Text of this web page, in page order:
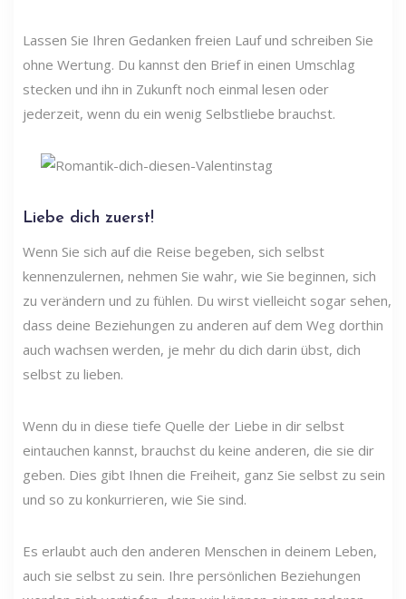
Lassen Sie Ihren Gedanken freien Lauf und schreiben Sie
ohne Wertung. Du kannst den Brief in einen Umschlag
stecken und ihn in Zukunft noch einmal lesen oder
jederzeit, wenn du ein wenig Selbstliebe brauchst.
Liebe dich zuerst!
Wenn Sie sich auf die Reise begeben, sich selbst
kennenzulernen, nehmen Sie wahr, wie Sie beginnen, sich
zu verändern und zu fühlen. Du wirst vielleicht sogar sehen,
dass deine Beziehungen zu anderen auf dem Weg dorthin
auch wachsen werden, je mehr du dich darin übst, dich
selbst zu lieben.
Wenn du in diese tiefe Quelle der Liebe in dir selbst
eintauchen kannst, brauchst du keine anderen, die sie dir
geben. Dies gibt Ihnen die Freiheit, ganz Sie selbst zu sein
und so zu konkurrieren, wie Sie sind.
Es erlaubt auch den anderen Menschen in deinem Leben,
auch sie selbst zu sein. Ihre persönlichen Beziehungen